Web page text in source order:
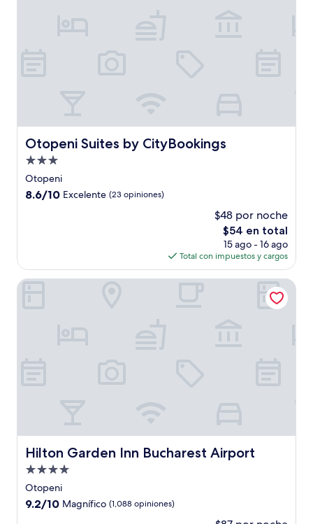
Otopeni Suites by CityBookings
Otopeni Suites by CityBookings
Propiedad
de
3.0
Otopeni
8.6
8.6/10 Excelente (23 opiniones)
$48 por noche
El
precio
actual
es
de
$54 en total
15 ago - 16 ago
Total con impuestos y cargos
Hilton Garden Inn Bucharest Airport
Hilton Garden Inn Bucharest Airport
Propiedad
de
4.0
Otopeni
9.2
9.2/10 Magnífico (1,088 opiniones)
Hilton Garden Inn Bucharest Airport